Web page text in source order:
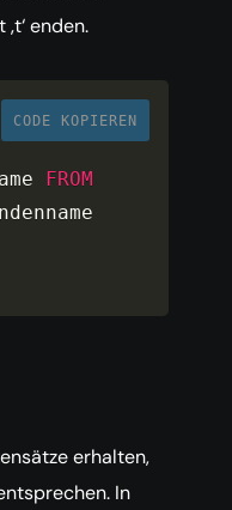
enden.
CODE KOPIEREN
FROM
erhalten,
In